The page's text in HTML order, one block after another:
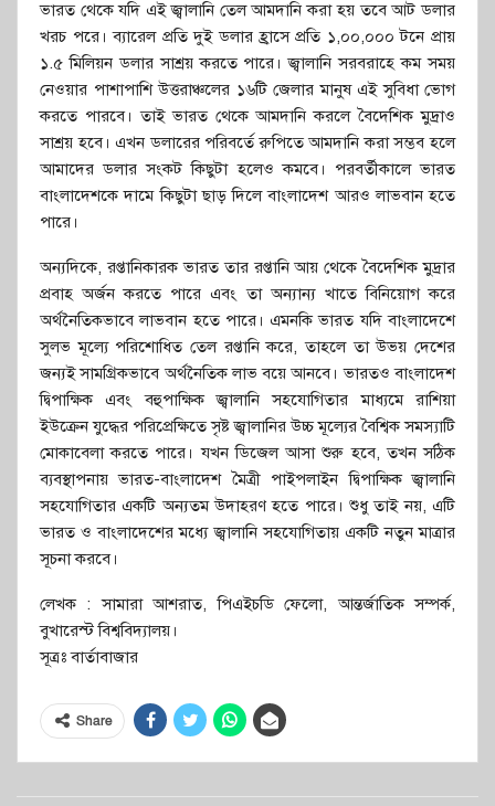
ভারত থেকে যদি এই জ্বালানি তেল আমদানি করা হয় তবে আট ডলার
খরচ পরে। ব্যারেল প্রতি দুই ডলার হ্রাসে প্রতি ১,০০,০০০ টনে প্রায়
১.৫ মিলিয়ন ডলার সাশ্রয় করতে পারে। জ্বালানি সরবরাহে কম সময়
নেওয়ার পাশাপাশি উত্তরাঞ্চলের ১৬টি জেলার মানুষ এই সুবিধা ভোগ
করতে পারবে। তাই ভারত থেকে আমদানি করলে বৈদেশিক মুদ্রাও
সাশ্রয় হবে। এখন ডলারের পরিবর্তে রুপিতে আমদানি করা সম্ভব হলে
আমাদের ডলার সংকট কিছুটা হলেও কমবে। পরবর্তীকালে ভারত
বাংলাদেশকে দামে কিছুটা ছাড় দিলে বাংলাদেশ আরও লাভবান হতে
পারে।
অন্যদিকে, রপ্তানিকারক ভারত তার রপ্তানি আয় থেকে বৈদেশিক মুদ্রার
প্রবাহ অর্জন করতে পারে এবং তা অন্যান্য খাতে বিনিয়োগ করে
অর্থনৈতিকভাবে লাভবান হতে পারে। এমনকি ভারত যদি বাংলাদেশে
সুলভ মূল্যে পরিশোধিত তেল রপ্তানি করে, তাহলে তা উভয় দেশের
জন্যই সামগ্রিকভাবে অর্থনৈতিক লাভ বয়ে আনবে। ভারতও বাংলাদেশ
দ্বিপাক্ষিক এবং বহুপাক্ষিক জ্বালানি সহযোগিতার মাধ্যমে রাশিয়া
ইউক্রেন যুদ্ধের পরিপ্রেক্ষিতে সৃষ্ট জ্বালানির উচ্চ মূল্যের বৈশ্বিক সমস্যাটি
মোকাবেলা করতে পারে। যখন ডিজেল আসা শুরু হবে, তখন সঠিক
ব্যবস্থাপনায় ভারত-বাংলাদেশ মৈত্রী পাইপলাইন দ্বিপাক্ষিক জ্বালানি
সহযোগিতার একটি অন্যতম উদাহরণ হতে পারে। শুধু তাই নয়, এটি
ভারত ও বাংলাদেশের মধ্যে জ্বালানি সহযোগিতায় একটি নতুন মাত্রার
সূচনা করবে।
লেখক : সামারা আশরাত, পিএইচডি ফেলো, আন্তর্জাতিক সম্পর্ক,
বুখারেস্ট বিশ্ববিদ্যালয়।
সূত্রঃ বার্তাবাজার
Share